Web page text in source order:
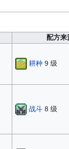
配方来
耕种9 级
战斗8 级